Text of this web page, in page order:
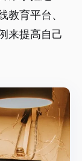
教育平台、
来提高自己